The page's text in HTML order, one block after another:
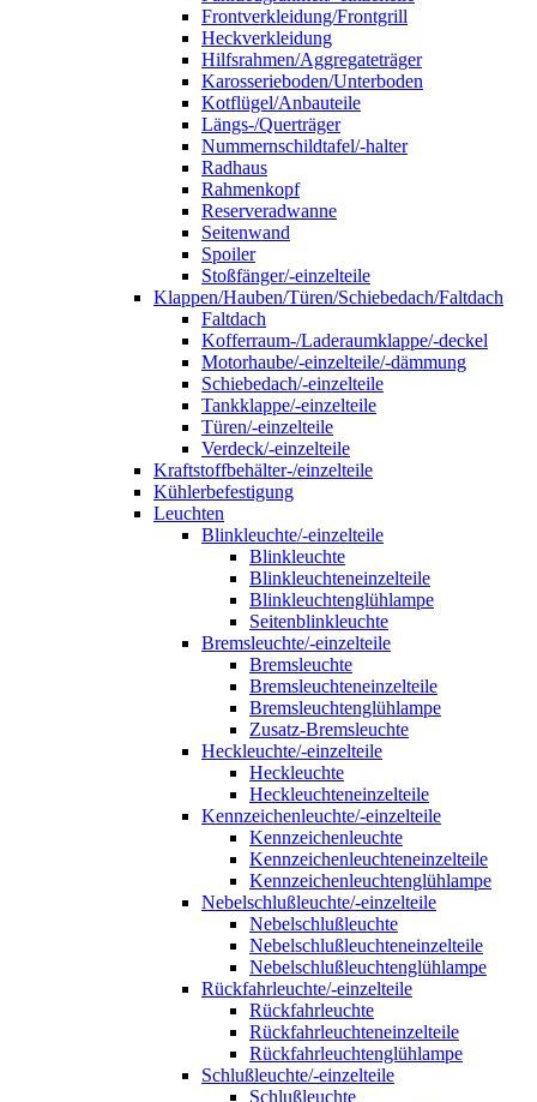
Frontverkleidung/Frontgrill
Heckverkleidung
Hilfsrahmen/Aggregateträger
Karosserieboden/Unterboden
Kotflügel/Anbauteile
Längs-/Querträger
Nummernschildtafel/-halter
Radhaus
Rahmenkopf
Reserveradwanne
Seitenwand
Spoiler
Stoßfänger/-einzelteile
Klappen/Hauben/Türen/Schiebedach/Faltdach
Faltdach
Kofferraum-/Laderaumklappe/-deckel
Motorhaube/-einzelteile/-dämmung
Schiebedach/-einzelteile
Tankklappe/-einzelteile
Türen/-einzelteile
Verdeck/-einzelteile
Kraftstoffbehälter-/einzelteile
Kühlerbefestigung
Leuchten
Blinkleuchte/-einzelteile
Blinkleuchte
Blinkleuchteneinzelteile
Blinkleuchtenglühlampe
Seitenblinkleuchte
Bremsleuchte/-einzelteile
Bremsleuchte
Bremsleuchteneinzelteile
Bremsleuchtenglühlampe
Zusatz-Bremsleuchte
Heckleuchte/-einzelteile
Heckleuchte
Heckleuchteneinzelteile
Kennzeichenleuchte/-einzelteile
Kennzeichenleuchte
Kennzeichenleuchteneinzelteile
Kennzeichenleuchtenglühlampe
Nebelschlußleuchte/-einzelteile
Nebelschlußleuchte
Nebelschlußleuchteneinzelteile
Nebelschlußleuchtenglühlampe
Rückfahrleuchte/-einzelteile
Rückfahrleuchte
Rückfahrleuchteneinzelteile
Rückfahrleuchtenglühlampe
Schlußleuchte/-einzelteile
Schlußleuchte